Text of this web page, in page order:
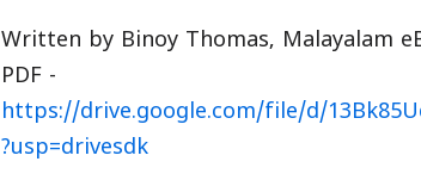
Written by Binoy Thomas, Malayalam
PDF -
https://drive.google.com/file/d/
?usp=drivesdk